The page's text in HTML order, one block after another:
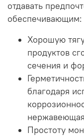
отдавать
обеспечивающим:
Хорошую
продуктов
сечения и
благодаря
Простоту